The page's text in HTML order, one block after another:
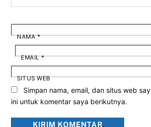
NAMA*
EMAIL*
SITUS WEB
Simpan nama, email, dan situs web
ini untuk komentar saya berikutnya.